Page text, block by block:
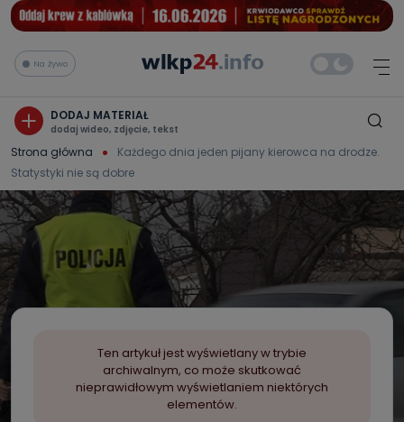
Na żywo
DODAJ MATERIAŁ
dodaj wideo, zdjęcie, tekst
Strona główna
Każdego dnia jeden pijany kierowca na drodze.
Statystyki nie są dobre
Ten artykuł jest wyświetlany w trybie
archiwalnym, co może skutkować
nieprawidłowym wyświetlaniem niektórych
elementów.